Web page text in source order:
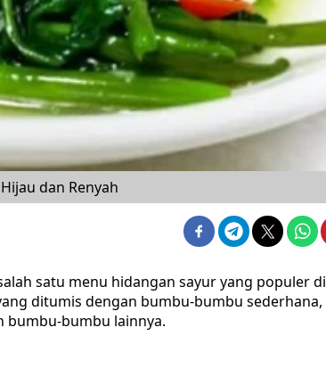
dan Renyah
satu menu hidangan sayur yang populer di
ditumis dengan bumbu-bumbu sederhana,
bumbu-bumbu lainnya.